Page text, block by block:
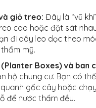
giỏ treo: Đây là “vũ
cao hoặc đặt sát
đi dây leo dọc theo
mỹ.
Boxes) và ban
hộ chung cư. Bạn có
gốc cây hoặc
để nước thấm đều.